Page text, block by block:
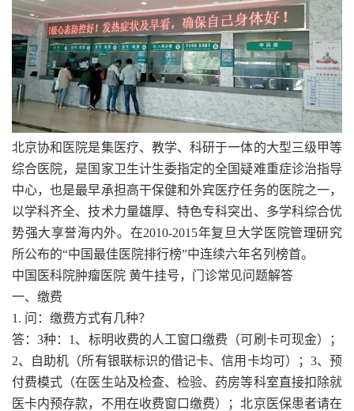
北京协和医院是集医疗、教学、科研于一体的大型三级甲等
综合医院，是国家卫生计生委指定的全国疑难重症诊治指导
中心，也是最早承担高干保健和外宾医疗任务的医院之一，
以学科齐全、技术力量雄厚、特色专科突出、多学科综合优
势强大享誉海内外。在2010-2015年复旦大学医院管理研究
所公布的“中国最佳医院排行榜”中连续六年名列榜首。
中国医科院肿瘤医院 黄牛挂号，门诊常见问题解答
一、缴费
1. 问：缴费方式有几种？
答：3种：1、标明收费的人工窗口缴费（可刷卡可现金）；
2、自助机（所有银联标识的借记卡、信用卡均可）；3、预
付费模式（在医生站及检查、检验、药房等科室直接扣除就
医卡内预存款，不用在收费窗口缴费）；北京医保患者请在